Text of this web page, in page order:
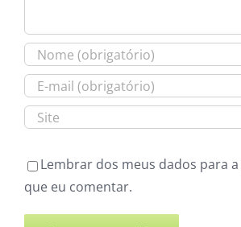
Lembrar dos meus dados para
que eu comentar.